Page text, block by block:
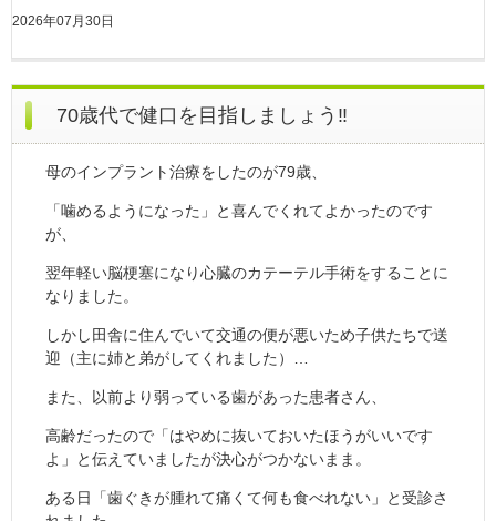
2026年07月30日
70歳代で健口を目指しましょう‼
母のインプラント治療をしたのが79歳、
「噛めるようになった」と喜んでくれてよかったのです
が、
翌年軽い脳梗塞になり心臓のカテーテル手術をすることに
なりました。
しかし田舎に住んでいて交通の便が悪いため子供たちで送
迎（主に姉と弟がしてくれました）…
また、以前より弱っている歯があった患者さん、
高齢だったので「はやめに抜いておいたほうがいいです
よ」と伝えていましたが決心がつかないまま。
ある日「歯ぐきが腫れて痛くて何も食べれない」と受診さ